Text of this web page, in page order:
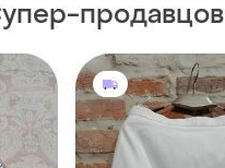
продавцов